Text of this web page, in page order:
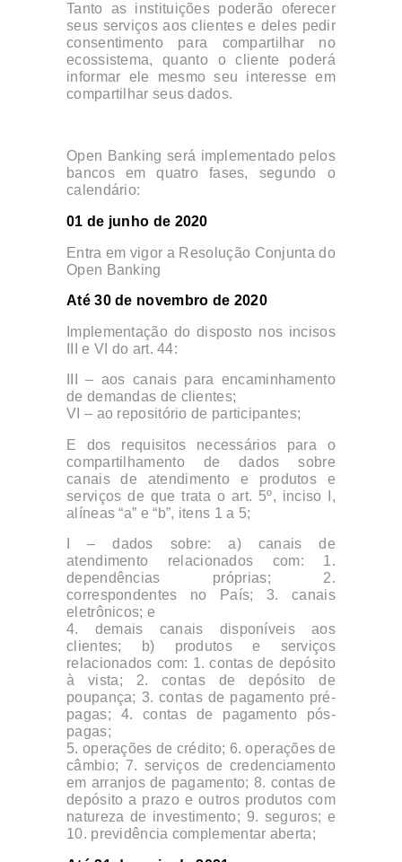
Tanto as instituições poderão oferecer
seus serviços aos clientes e deles pedir
consentimento para compartilhar no
ecossistema, quanto o cliente poderá
informar ele mesmo seu interesse em
compartilhar seus dados.
Open Banking será implementado pelos
bancos em quatro fases, segundo o
calendário:
01 de junho de 2020
Entra em vigor a Resolução Conjunta do
Open Banking
Até 30 de novembro de 2020
Implementação do disposto nos incisos
III e VI do art. 44:
III – aos canais para encaminhamento
de demandas de clientes;
VI – ao repositório de participantes;
E dos requisitos necessários para o
compartilhamento de dados sobre
canais de atendimento e produtos e
serviços de que trata o art. 5º, inciso I,
alíneas “a” e “b”, itens 1 a 5;
I – dados sobre: a) canais de
atendimento relacionados com: 1.
dependências próprias; 2.
correspondentes no País; 3. canais
eletrônicos; e
4. demais canais disponíveis aos
clientes; b) produtos e serviços
relacionados com: 1. contas de depósito
à vista; 2. contas de depósito de
poupança; 3. contas de pagamento pré-
pagas; 4. contas de pagamento pós-
pagas;
5. operações de crédito; 6. operações de
câmbio; 7. serviços de credenciamento
em arranjos de pagamento; 8. contas de
depósito a prazo e outros produtos com
natureza de investimento; 9. seguros; e
10. previdência complementar aberta;